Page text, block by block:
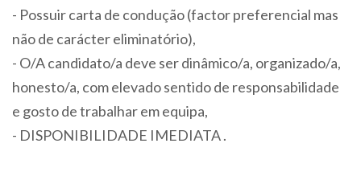
- Possuir carta de condução (factor preferencial mas
não de carácter eliminatório),
- O/A candidato/a deve ser dinâmico/a, organizado/a,
honesto/a, com elevado sentido de responsabilidade
e gosto de trabalhar em equipa,
- DISPONIBILIDADE IMEDIATA .